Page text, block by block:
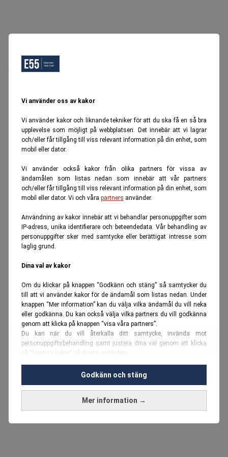
Vi använder oss av kakor
Vi använder kakor och liknande tekniker för att du ska få en så bra
upplevelse som möjligt på webbplatsen. Det innebär att vi lagrar
och/eller får tillgång till viss relevant information på din enhet, som
mobil eller dator.
Vi använder också kakor från olika partners för vissa av
ändamålen som listas nedan som innebär att vår partners
och/eller får tillgång till viss relevant information på din enhet, som
mobil eller dator. Vi och våra partners använder.
Användning av kakor innebär att vi behandlar personuppgifter som
IP-adress, unika identifierare och beteendedata. Vår behandling av
personuppgifter sker med samtycke eller berättigat intresse som
laglig grund.
Dina val av kakor
Om du klickar på knappen “Godkänn och stäng” så samtycker du
till att vi använder kakor för de ändamål som listas nedan. Under
knappen “Mer information” kan du välja vilka ändamål du vill neka
eller godkänna. Du kan också välja vilka partners du vill godkänna
genom att klicka på knappen “visa våra partners”.
Du kan när du vill återkalla ditt samtycke, invända mot
personuppgiftsbehandling samt justera dina val genom att klicka
på “hantera kakor” på denna webbplats.
Du kan fördjupa dig ytterligare i vårcookie-policy
Vi använder kakor och personuppgifter för dessa syften:
Nödvändiga cookies och liknande tekniker, anpassning av
Mer information →
Godkänn och stäng
Oops, Ett fel inträffade.